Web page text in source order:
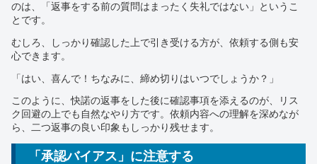
のは、「返事をする前の質問はまったく失礼ではない」というこ
とです。
むしろ、しっかり確認した上で引き受ける方が、依頼する側も安
心できます。
「はい、喜んで！ちなみに、締め切りはいつでしょうか？」
このように、快諾の返事をした後に確認事項を添えるのが、リス
ク回避の上でも自然なやり方です。依頼内容への理解を深めなが
ら、二つ返事の良い印象もしっかり残せます。
「承認バイアス」に注意する